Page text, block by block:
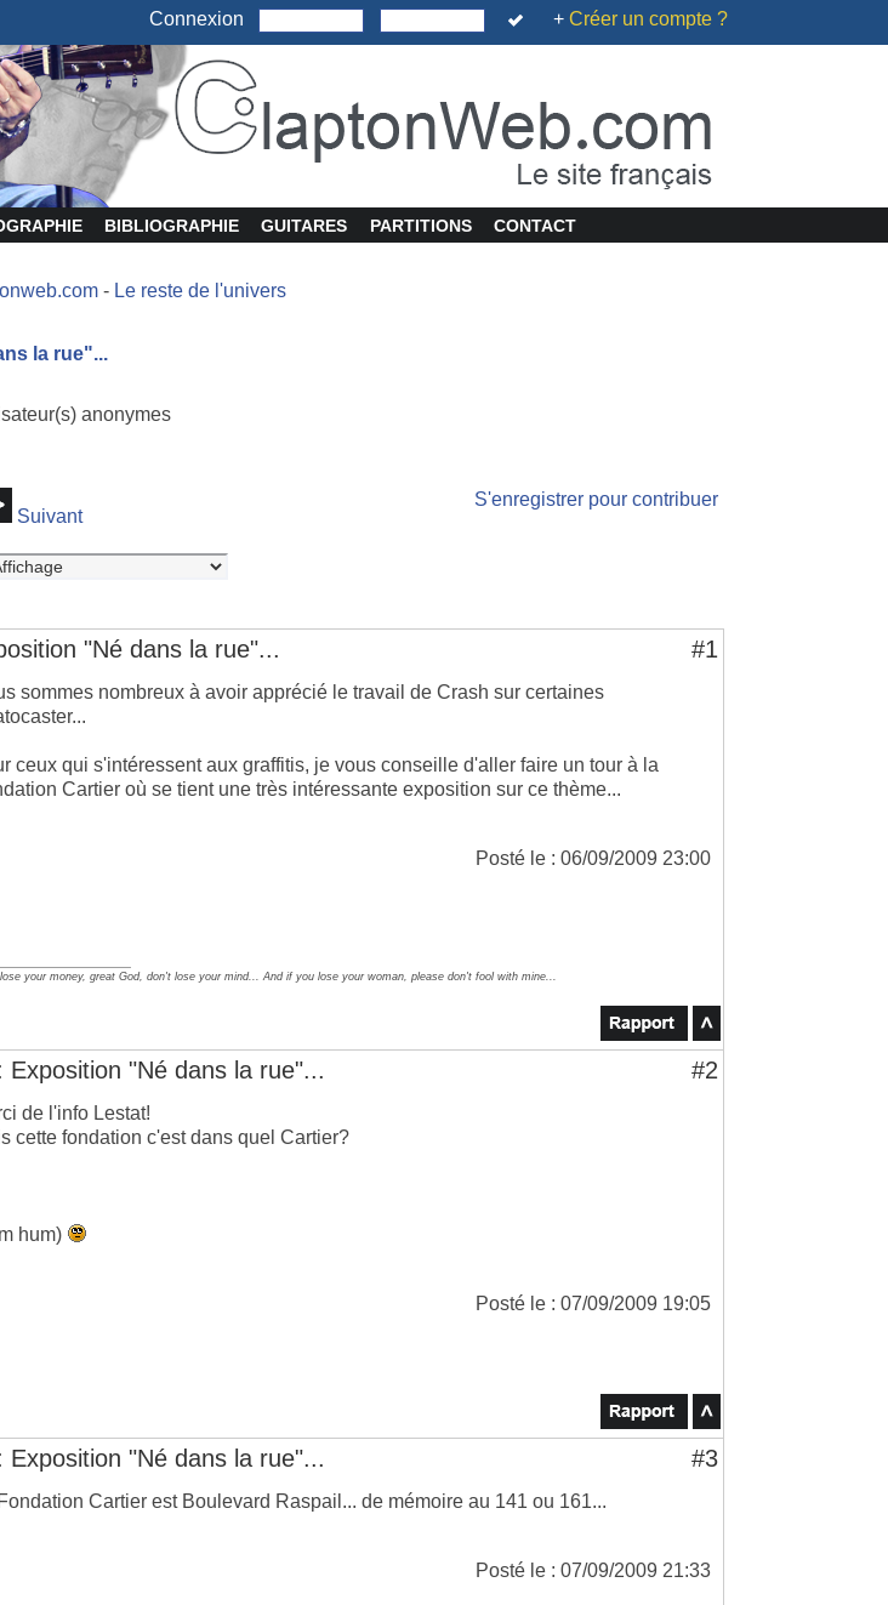
Connexion + Créer un compte ?
BIBLIOGRAPHIE GUITARES PARTITIONS CONTACT
- Le reste de l'univers
la rue"...
anonymes
Suivant
S'enregistrer pour contribuer
"Né dans la rue"... #1
sommes nombreux à avoir apprécié le travail de Crash sur certaines
ceux qui s'intéressent aux graffitis, je vous conseille d'aller faire un tour à la
Cartier où se tient une très intéressante exposition sur ce thème...
Posté le : 06/09/2009 23:00
your money, great God, don't lose your mind... And if you lose your woman, please don't fool with mine...
Exposition "Né dans la rue"... #2
de l'info Lestat!
cette fondation c'est dans quel Cartier?
hum)
Posté le : 07/09/2009 19:05
Exposition "Né dans la rue"... #3
Cartier est Boulevard Raspail... de mémoire au 141 ou 161...
Posté le : 07/09/2009 21:33